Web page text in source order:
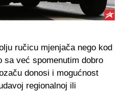
ručicu mjenjača nego kod
sa već spomenutim dobro
donosi i mogućnost
regionalnoj ili